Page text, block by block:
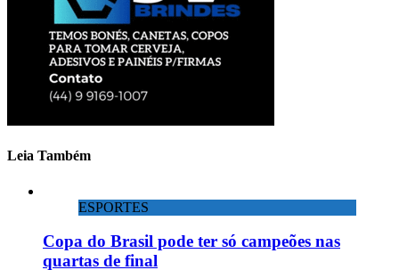
Leia Também
ESPORTES
Copa do Brasil pode ter só campeões nas
quartas de final